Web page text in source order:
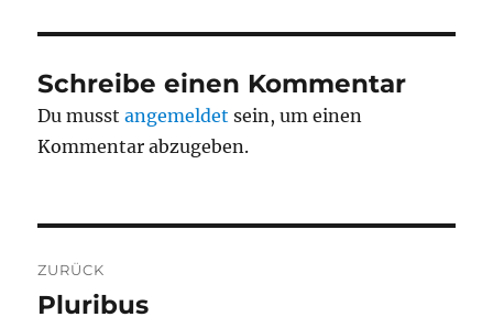
Schreibe einen Kommentar
Du musstangemeldet sein, um einen
Kommentar abzugeben.
ZURÜCK
Vorheriger
Pluribus